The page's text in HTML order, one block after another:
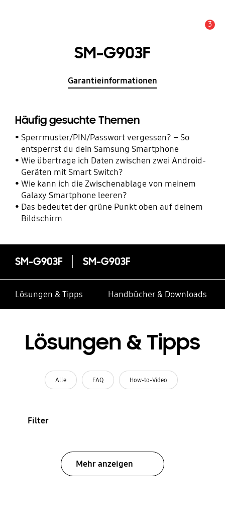
3
SM-G903F
Garantieinformationen
Häufig gesuchte Themen
Sperrmuster/PIN/Passwort vergessen? – So
entsperrst du dein Samsung Smartphone
Wie übertrage ich Daten zwischen zwei Android-
Geräten mit Smart Switch?
Wie kann ich die Zwischenablage von meinem
Galaxy Smartphone leeren?
Das bedeutet der grüne Punkt oben auf deinem
Bildschirm
SM-G903F SM-G903F
Lösungen & Tipps Handbücher & Downloads
Lösungen & Tipps
Alle FAQ How-to-Video
Filter
Mehr anzeigen